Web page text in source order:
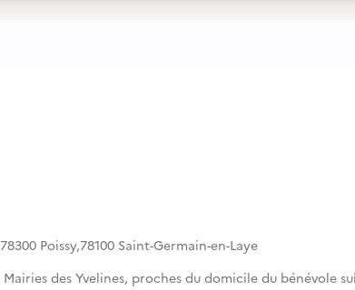
78300 Poissy,78100 Saint-Germain-en-Laye
Mairies des Yvelines, proches du domicile du bénévole